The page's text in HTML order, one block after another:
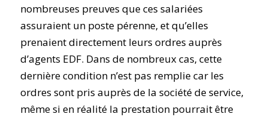
nombreuses preuves que ces salariées
assuraient un poste pérenne, et qu’elles
prenaient directement leurs ordres auprès
d’agents EDF. Dans de nombreux cas, cette
dernière condition n’est pas remplie car les
ordres sont pris auprès de la société de service,
même si en réalité la prestation pourrait être